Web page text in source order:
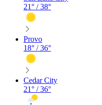
21° /38°
Provo
18° /36°
Cedar City
21° /36°